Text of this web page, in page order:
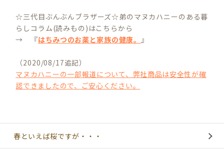
☆三代目ぶんぶんブラザーズ☆弟のマヌカハニーのある暮
らしコラム(読みもの)はこちらから
→ 『はちみつのお薬と家族の健康。 』
（2020/08/17追記）
マヌカハニーの一部報道について、弊社商品は安全性が確
認できましたので、ご安心ください。
春といえば桜ですが・・・